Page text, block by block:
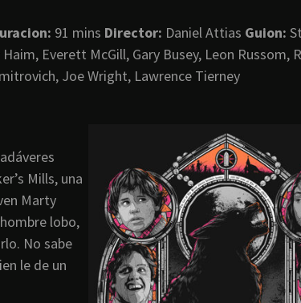
91 mins Director: Daniel Attias Guion:
Haim, Everett McGill, Gary Busey, Leon Russom,
Joe Wright, Lawrence Tierney
Mills, una
Marty
lobo,
No sabe
le de un